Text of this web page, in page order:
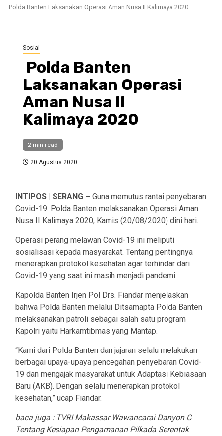
Polda Banten Laksanakan Operasi Aman Nusa II Kalimaya 2020
Sosial
Polda Banten
Laksanakan Operasi
Aman Nusa II
Kalimaya 2020
2 min read
20 Agustus 2020
INTIPOS | SERANG – Guna memutus rantai penyebaran
Covid-19. Polda Banten melaksanakan Operasi Aman
Nusa II Kalimaya 2020, Kamis (20/08/2020) dini hari.
Operasi perang melawan Covid-19 ini meliputi
sosialisasi kepada masyarakat. Tentang pentingnya
menerapkan protokol kesehatan agar terhindar dari
Covid-19 yang saat ini masih menjadi pandemi.
Kapolda Banten Irjen Pol Drs. Fiandar menjelaskan
bahwa Polda Banten melalui Ditsamapta Polda Banten
melaksanakan patroli sebagai salah satu program
Kapolri yaitu Harkamtibmas yang Mantap.
“Kami dari Polda Banten dan jajaran selalu melakukan
berbagai upaya-upaya pencegahan penyebaran Covid-
19 dan mengajak masyarakat untuk Adaptasi Kebiasaan
Baru (AKB). Dengan selalu menerapkan protokol
kesehatan,” ucap Fiandar.
baca juga : TVRI Makassar Wawancarai Danyon C
Tentang Kesiapan Pengamanan Pilkada Serentak